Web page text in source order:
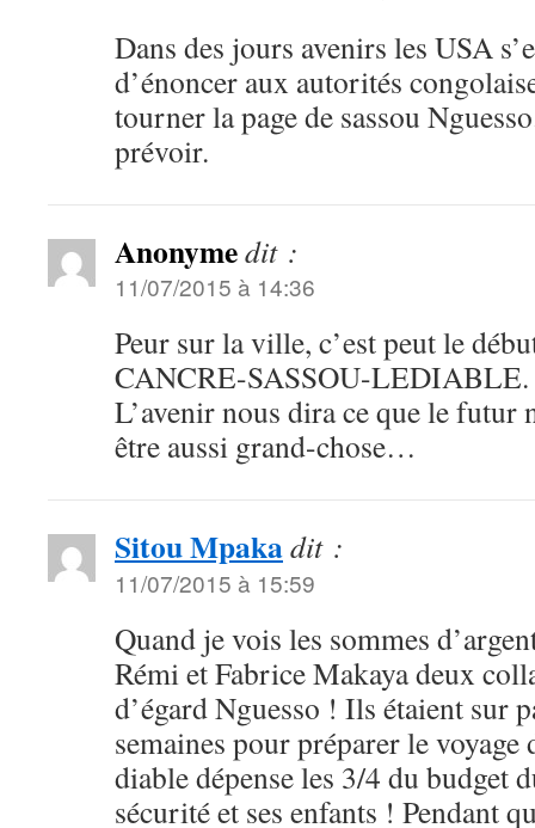
Dans des jours avenirs les USA
d’énoncer aux autorités
tourner la page de sassou
prévoir.
Anonymedit :
11/07/2015 à 14:36
Peur sur la ville, c’est peut le
CANCRE-SASSOU-LEDIABLE.
L’avenir nous dira ce que le futur
être aussi grand-chose…
Sitou Mpakadit :
11/07/2015 à 15:59
Quand je vois les sommes
Rémi et Fabrice Makaya deux
d’égard Nguesso ! Ils étaient sur
semaines pour préparer le
diable dépense les 3/4 du budget
sécurité et ses enfants ! Pendant